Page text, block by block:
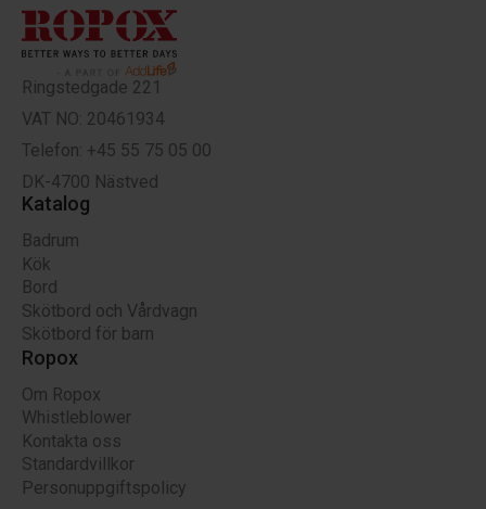
Ringstedgade 221
VAT NO: 20461934
Telefon: +45 55 75 05 00
DK-4700 Nästved
Katalog
Badrum
Kök
Bord
Skötbord och Vårdvagn
Skötbord för barn
Ropox
Om Ropox
Whistleblower
Kontakta oss
Standardvillkor
Personuppgiftspolicy